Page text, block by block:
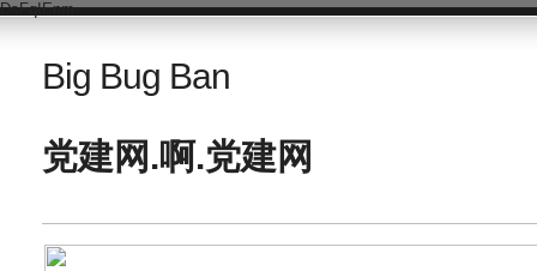
DsFqIEnm
Big Bug Ban
党建网.啊.党建网